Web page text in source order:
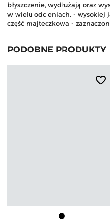
błyszczenie, wydłużają oraz
w wielu odcieniach. - wysokiej
część majteczkowa -
PODOBNE PRODUKTY
favorite_border